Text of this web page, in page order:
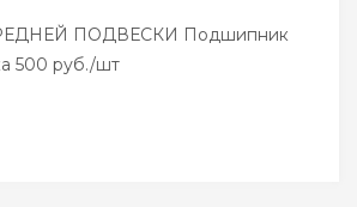
ПОДВЕСКИ Подшипник
500 руб./шт